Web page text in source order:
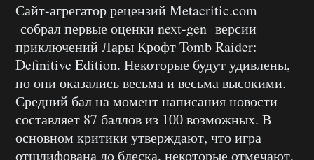
Сайт-агрегатор рецензий Metacritic.com
собрал первые оценки next-gen версии
приключений Лары Крофт Tomb Raider:
Definitive Edition. Некоторые будут удивлены,
но они оказались весьма и весьма высокими.
Средний бал на момент написания новости
составляет 87 баллов из 100 возможных. В
основном критики утверждают, что игра
отшлифована до блеска, некоторые отмечают,